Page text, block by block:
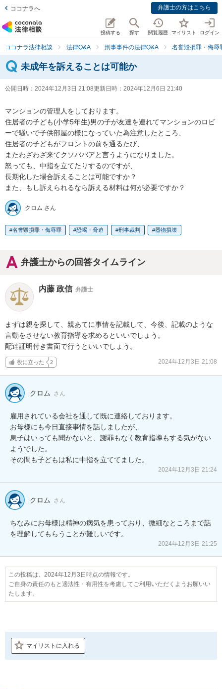
ココナラへ 弁護士の方はこちら
投稿する 探す 閲覧履歴 マイリスト ログイン
ココナラ法律相談 法律Q&A 刑事事件の法律Q&A 名誉毀損罪・侮辱
未成年を訴えることは可能か
公開日時： 2024年12月3日 21:08更新日時： 2024年12月6日 21:40
マンションの管理人をしております。
住居者の子ども(小学5年生)男の子が友達を連れてマンションのロビ
ーで騒いで子供部屋の様になっていた為注意したところ、
住居者の子どもがフロントの前を通るたび、
またわざわざ来てクソババアと言うようになりました。
怒っても、中指を立てたりするのですが、
長期化した場合訴えることは可能ですか？
また、もし訴えられるなら訴える材料は何が必要ですか？
クロム さん
名誉毀損罪・侮辱罪 恐喝・脅迫 刑事裁判 器物損壊
弁護士からの回答タイムライン
内藤 政信 弁護士
まずは親を探して、親あてに事情を記載して、今後、記載のような
言動をさせない教育指導を求めるといいでしょう。
配達証明付き書面で行うといいでしょう。
役に立った 2 2024年12月3日 21:08
クロム さん
雇用されている会社を通して既に連絡しております。
お母様にも今日直接事情を話しましたが、
息子はいっても聞かないと、謝罪もなく教育指導もする気がない
ようでした。
その間も子どもは私に中指を立ててました。
2024年12月3日 21:24
クロム さん
ちなみにお母様は精神の病気を患っており、微細なところまで話
を理解してもらうことが難しいです。
2024年12月3日 21:25
この投稿は、2024年12月3日時点の情報です。
ご自身の責任のもと適法性・有用性を考慮してご利用いただくようお願いい
たします。
マイリストに入れる